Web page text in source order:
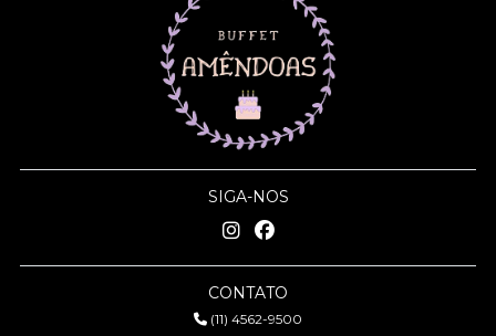
SIGA-NOS
CONTATO
(11) 4562-9500